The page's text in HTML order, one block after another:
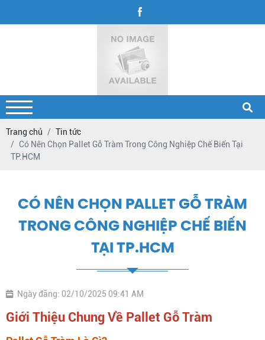
Trang chủ
Tin tức
Có Nên Chọn Pallet Gỗ Tràm Trong Công Nghiệp Chế Biến Tại
TP.HCM
CÓ NÊN CHỌN PALLET GỖ TRÀM
TRONG CÔNG NGHIỆP CHẾ BIẾN
TẠI TP.HCM
Ngày đăng: 02/10/2025 09:41 AM
Giới Thiệu Chung Về Pallet Gỗ Tràm